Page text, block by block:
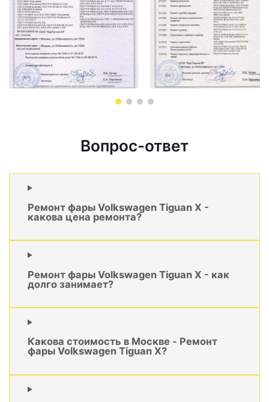
Вопрос-ответ
Ремонт фары Volkswagen Tiguan X -
какова цена ремонта?
Ремонт фары Volkswagen Tiguan X - как
долго занимает?
Какова стоимость в Москве - Ремонт
фары Volkswagen Tiguan X?